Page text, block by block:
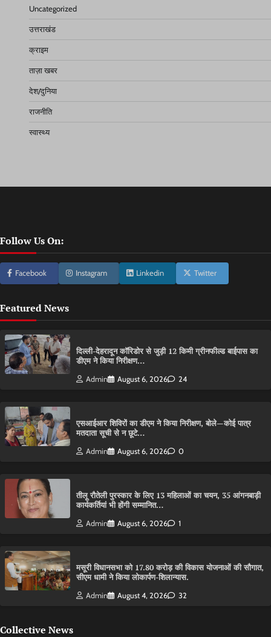
Uncategorized
उत्तराखंड
क्राइम
ताज़ा खबर
देश/दुनिया
राजनीति
स्वास्थ्य
Follow Us On:
Facebook Instagram Linkedin Twitter
Featured News
दिल्ली-देहरादून कॉरिडोर से जुड़ी 12 किमी ग्रीनफील्ड बाईपास का
डीएम ने किया निरीक्षण…
Admin August 6, 2026 24
एसआईआर शिविरों का डीएम ने किया निरीक्षण, बोले—कोई पात्र
मतदाता सूची से न छूटे…
Admin August 6, 2026 0
तीलू रौतेली पुरस्कार के लिए 13 महिलाओं का चयन, 35 आंगनबाड़ी
कार्यकर्तियां भी होंगी सम्मानित…
Admin August 6, 2026 1
मसूरी विधानसभा को 17.80 करोड़ की विकास योजनाओं की सौगात,
सीएम धामी ने किया लोकार्पण-शिलान्यास.
Admin August 4, 2026 32
Collective News